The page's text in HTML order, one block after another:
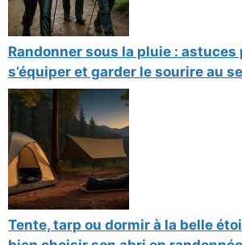
Randonner sous la pluie : astuces
s’équiper et garder le sourire au
Tente, tarp ou dormir à la belle